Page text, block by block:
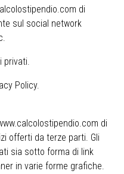
di
sul social network
privati.
Policy.
di
offerti da terze parti. Gli
sia sotto forma di link
in varie forme grafiche.